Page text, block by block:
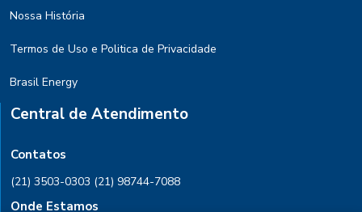
Nossa História
Termos de Uso e Politica de Privacidade
Brasil Energy
Central de Atendimento
Contatos
(21) 3503-0303 (21) 98744-7088
Onde Estamos